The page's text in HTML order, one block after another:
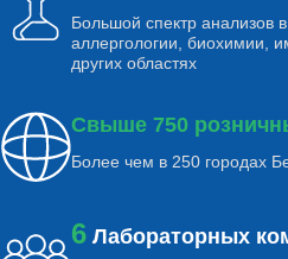
Большой спектр анализов
аллергологии, биохимии,
других областях
Свыше 750
Более чем в 250 городах
6 Лабораторных